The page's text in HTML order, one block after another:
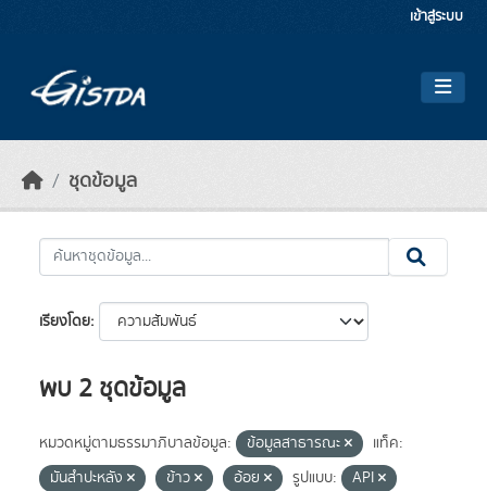
เข้าสู่ระบบ
ชุดข้อมูล
เรียงโดย
พบ 2 ชุดข้อมูล
หมวดหมู่ตามธรรมาภิบาลข้อมูล: ข้อมูลสาธารณะ
แท็ค:
มันสำปะหลัง
ข้าว อ้อย รูปแบบ:
API